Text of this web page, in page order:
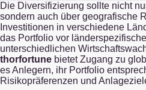
Die Diversifizierung sollte nicht
sondern auch über geografische
Investitionen in verschiedene
das Portfolio vor
unterschiedlichen
thorfortune bietet Zugang zu
es Anlegern, ihr Portfolio
Risikopräferenzen und